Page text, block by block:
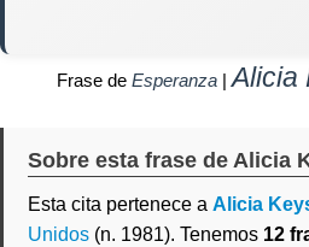
Frase de Esperanza |Alicia
Sobre esta frase de Alicia
Esta cita pertenece a Alicia
Unidos (n. 1981). Tenemos 12